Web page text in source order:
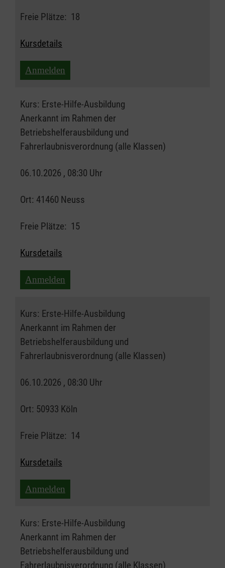
Freie Plätze: 18
Kursdetails
Anmelden
Kurs: Erste-Hilfe-Ausbildung
Anerkannt im Rahmen der
Betriebshelferausbildung und
Fahrerlaubnisverordnung (alle Klassen)
06.10.2026 , 08:30 Uhr
Ort: 41460 Neuss
Freie Plätze: 15
Kursdetails
Anmelden
Kurs: Erste-Hilfe-Ausbildung
Anerkannt im Rahmen der
Betriebshelferausbildung und
Fahrerlaubnisverordnung (alle Klassen)
06.10.2026 , 08:30 Uhr
Ort: 50933 Köln
Freie Plätze: 14
Kursdetails
Anmelden
Kurs: Erste-Hilfe-Ausbildung
Anerkannt im Rahmen der
Betriebshelferausbildung und
Fahrerlaubnisverordnung (alle Klassen)